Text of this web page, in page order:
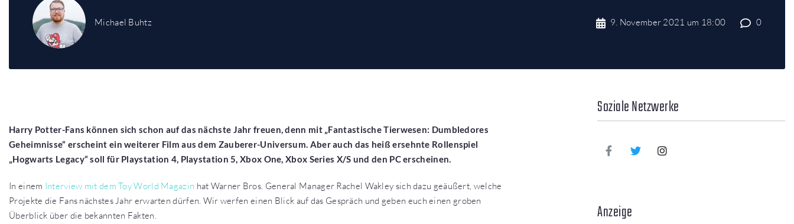
Michael Buhtz 9. November 2021 um 18:00 0
Harry Potter-Fans können sich schon auf das nächste Jahr freuen, denn mit „Fantastische Tierwesen: Dumbledores
Geheimnisse“ erscheint ein weiterer Film aus dem Zauberer-Universum. Aber auch das heiß ersehnte Rollenspiel
„Hogwarts Legacy“ soll für Playstation 4, Playstation 5, Xbox One, Xbox Series X/S und den PC erscheinen.
In einem Interview mit dem Toy World Magazin hat Warner Bros. General Manager Rachel Wakley sich dazu geäußert, welche
Projekte die Fans nächstes Jahr erwarten dürfen. Wir werfen einen Blick auf das Gespräch und geben euch einen groben
Überblick über die bekannten Fakten.
Soziale Netzwerke
Anzeige